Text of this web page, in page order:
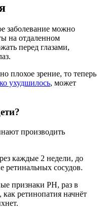
заболевание можно
на отдаленном
перед глазами,
плохое зрение, то теперь
ухудшилось, может
производить
каждые 2 недели, до
ретинальных сосудов.
признаки РН, раз в
ретинопатия начнёт